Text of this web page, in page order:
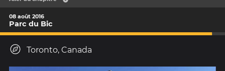
08 août 2016
Parc du Bic
Toronto, Canada